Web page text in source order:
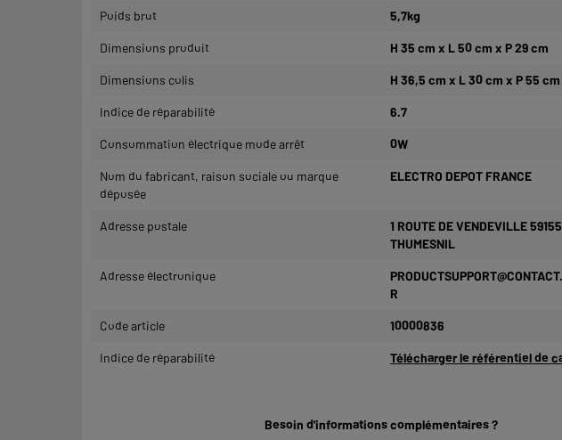
Poids brut 5,7kg
Dimensions produit H 35 cm x L 50 cm x P 29 cm
Dimensions colis H 36,5 cm x L 30 cm x P 55 cm
Indice de réparabilité 6.7
Consommation électrique mode arrêt 0W
Nom du fabricant, raison sociale ou marque
déposée
ELECTRO DEPOT FRANCE
Adresse postale
1 ROUTE DE VENDEVILLE
THUMESNIL
Adresse électronique
R
Code article 10000836
Indice de réparabilité Télécharger le référentiel de
Besoin d'informations complémentaires ?